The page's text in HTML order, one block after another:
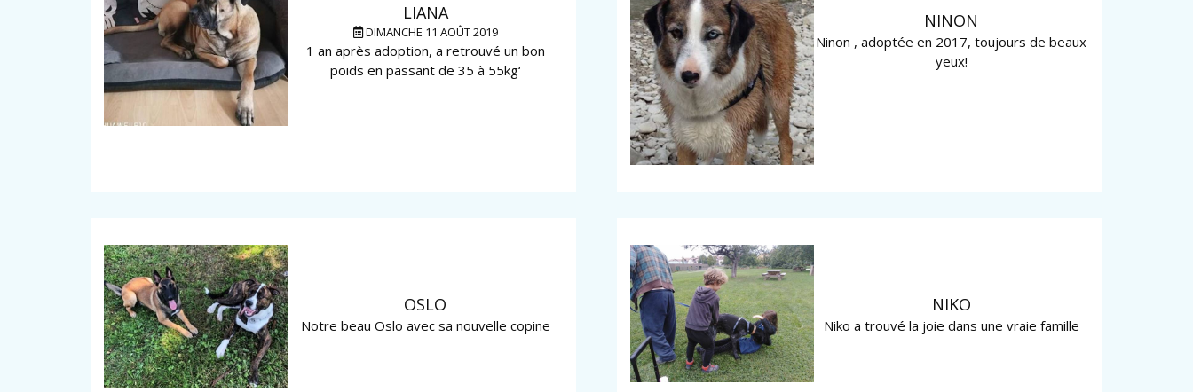
LIANA
DIMANCHE 11 AOÛT 2019
1 an après adoption, a retrouvé un bon
poids en passant de 35 à 55kg‘
NINON
Ninon , adoptée en 2017, toujours de beaux
yeux!
OSLO
Notre beau Oslo avec sa nouvelle copine
NIKO
Niko a trouvé la joie dans une vraie famille